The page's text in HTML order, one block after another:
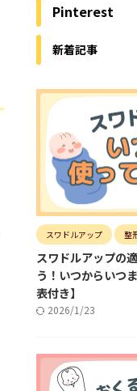
Pinterest
新着記事
スワドルアップ 整
スワドルアップの
う！いつからいつ
表付き】
2026/1/23